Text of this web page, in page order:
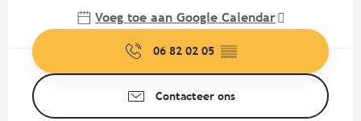
Voeg toe aan Google Calendar
06 82 02 05 ▒▒
Contacteer ons